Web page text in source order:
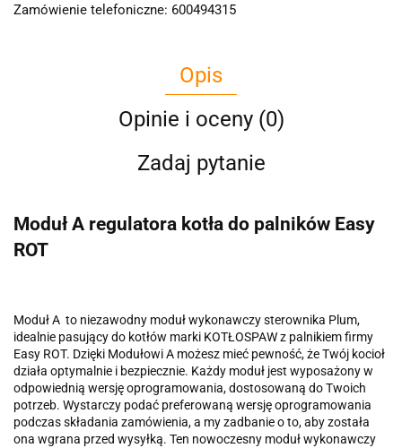
Zamówienie telefoniczne: 600494315
Opis
Opinie i oceny (0)
Zadaj pytanie
Moduł A regulatora kotła do palników Easy
ROT
Moduł A to niezawodny moduł wykonawczy sterownika Plum,
idealnie pasujący do kotłów marki KOTŁOSPAW z palnikiem firmy
Easy ROT. Dzięki Modułowi A możesz mieć pewność, że Twój kocioł
działa optymalnie i bezpiecznie. Każdy moduł jest wyposażony w
odpowiednią wersję oprogramowania, dostosowaną do Twoich
potrzeb. Wystarczy podać preferowaną wersję oprogramowania
podczas składania zamówienia, a my zadbanie o to, aby została
ona wgrana przed wysyłką. Ten nowoczesny moduł wykonawczy